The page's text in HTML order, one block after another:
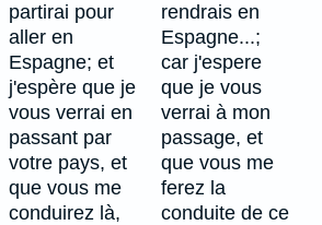
partirai pour
aller en
Espagne; et
j'espère que je
vous verrai en
passant par
votre pays, et
que vous me
conduirez là,
rendrais en
Espagne...;
car j'espere
que je vous
verrai à mon
passage, et
que vous me
ferez la
conduite de ce